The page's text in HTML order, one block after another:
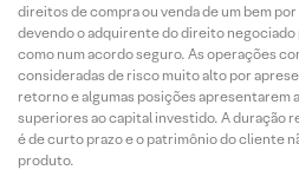
direitos de compra ou venda de um bem
devendo o adquirente do direito negociado
como num acordo seguro. As operações
consideradas de risco muito alto por
retorno e algumas posições apresentarem
superiores ao capital investido. A duração
é de curto prazo e o patrimônio do cliente
produto.